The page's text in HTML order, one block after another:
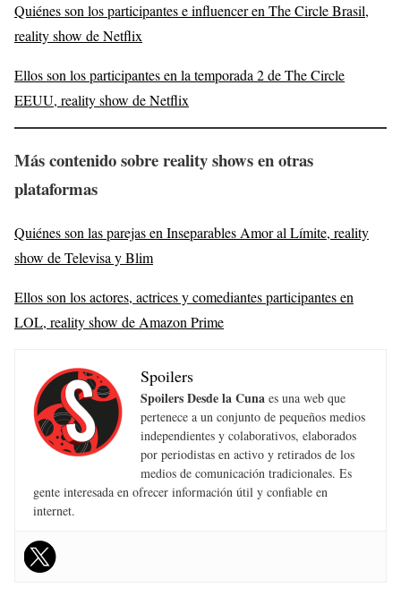
Quiénes son los participantes e influencer en The Circle Brasil,
reality show de Netflix
Ellos son los participantes en la temporada 2 de The Circle
EEUU, reality show de Netflix
Más contenido sobre reality shows en otras
plataformas
Quiénes son las parejas en Inseparables Amor al Límite, reality
show de Televisa y Blim
Ellos son los actores, actrices y comediantes participantes en
LOL, reality show de Amazon Prime
Spoilers
Spoilers Desde la Cuna es una web que
pertenece a un conjunto de pequeños medios
independientes y colaborativos, elaborados
por periodistas en activo y retirados de los
medios de comunicación tradicionales. Es
gente interesada en ofrecer información útil y confiable en
internet.